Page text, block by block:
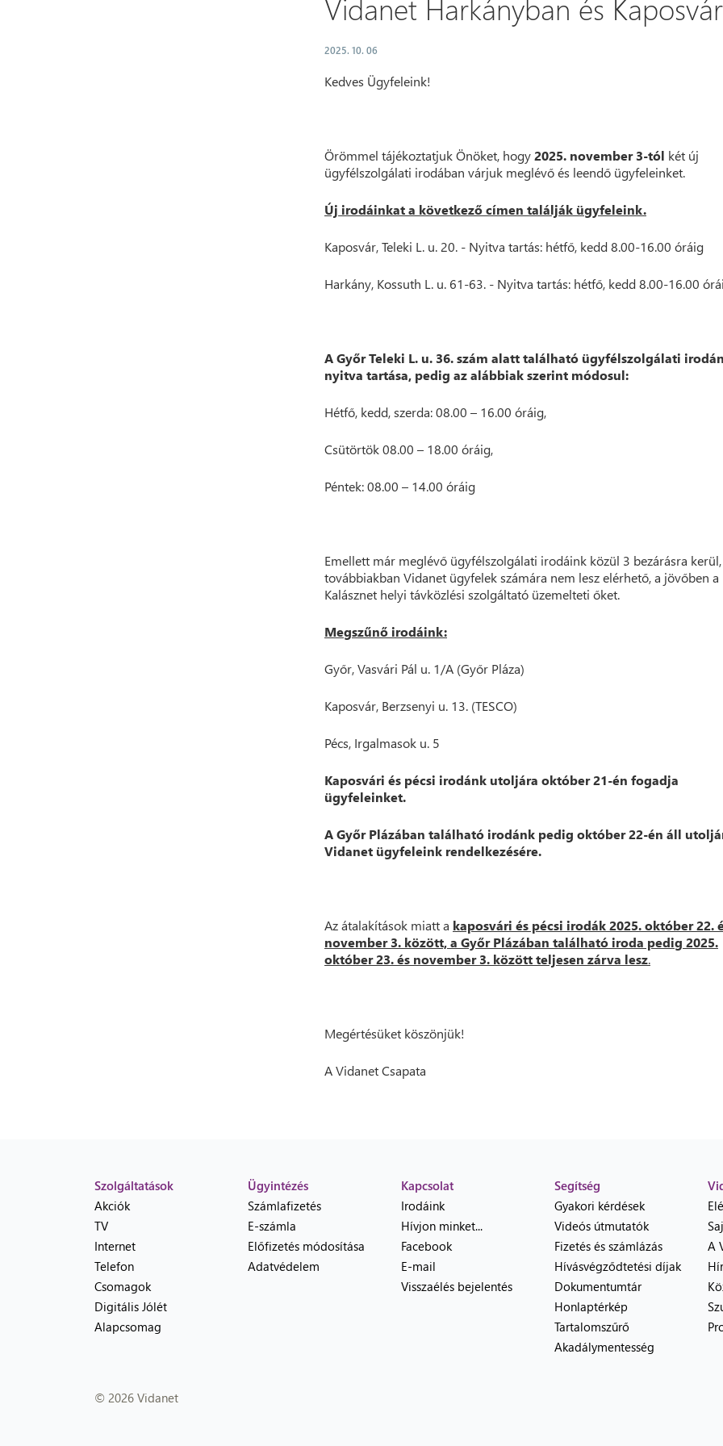
Vidanet Harkányban és
2025. 10. 06
Kedves Ügyfeleink!
Örömmel tájékoztatjuk Önöket, hogy2025. november 3-tól két új
ügyfélszolgálati irodában várjuk meglévő és leendő ügyfeleinket.
Új irodáinkat a következő címen találják ügyfeleink.
Kaposvár, Teleki L. u. 20. - Nyitva tartás: hétfő, kedd 8.00-16.00 óráig
Harkány, Kossuth L. u. 61-63. - Nyitva tartás: hétfő, kedd 8.00-16.00
A Győr Teleki L. u. 36. szám alatt található ügyfélszolgálati
nyitva tartása, pedig az alábbiak szerint módosul:
Hétfő, kedd, szerda: 08.00 – 16.00 óráig,
Csütörtök 08.00 – 18.00 óráig,
Péntek: 08.00 – 14.00 óráig
Emellett már meglévő ügyfélszolgálati irodáink közül 3 bezárásra
továbbiakban Vidanet ügyfelek számára nem lesz elérhető, a jövőben a
Kalásznet helyi távközlési szolgáltató üzemelteti őket.
Megszűnő irodáink:
Győr, Vasvári Pál u. 1/A (Győr Pláza)
Kaposvár, Berzsenyi u. 13. (TESCO)
Pécs, Irgalmasok u. 5
Kaposvári és pécsi irodánk utoljára október 21-én fogadja
ügyfeleinket.
A Győr Plázában található irodánk pedig október 22-én áll
Vidanet ügyfeleink rendelkezésére.
Az átalakítások miatt a kaposvári és pécsi irodák 2025. október 22.
november 3. között, a Győr Plázában található iroda pedig 2025.
október 23. és november 3. között teljesen zárva lesz.
Megértésüket köszönjük!
A Vidanet Csapata
Szolgáltatások
Akciók
TV
Internet
Telefon
Csomagok
Digitális Jólét
Alapcsomag
Ügyintézés
Számlafizetés
E-számla
Előfizetés módosítása
Adatvédelem
Kapcsolat
Irodáink
Hívjon minket...
Facebook
E-mail
Visszaélés bejelentés
Segítség
Gyakori kérdések
Videós útmutatók
Fizetés és számlázás
Hívásvégződtetési díjak
Dokumentumtár
Honlaptérkép
Tartalomszűrő
Akadálymentesség
A
© 2026 Vidanet